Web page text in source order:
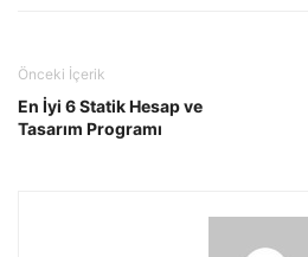
Önceki İçerik
En İyi 6 Statik Hesap ve
Tasarım Programı